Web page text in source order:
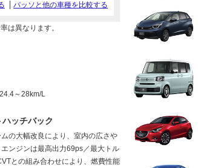
パッソと他の車種を比較する
は異なります。
～28km/L
ッチバック
の大幅改良により、室内の広さや
ンジンは最高出力69ps／最大トル
との組み合わせにより、燃費性能